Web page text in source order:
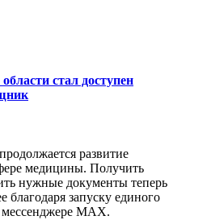
стал доступен
развитие
медицины. Получить
нужные документы теперь
благодаря запуску единого
мессенджере MAX.